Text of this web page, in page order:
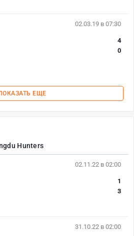
02.03.19 в 07:30
4
0
ЕЩЕ
Hunters
02.11.22 в 02:00
1
3
31.10.22 в 02:00